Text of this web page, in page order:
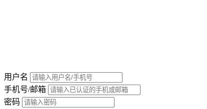
用户名
手机号/邮箱
密码